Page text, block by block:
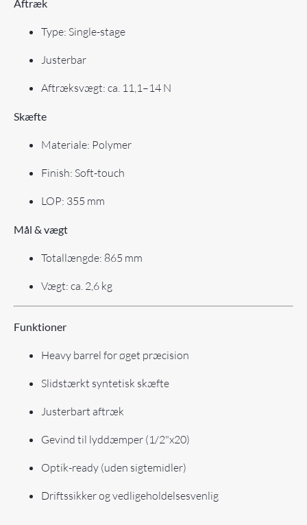
Aftræk
Type: Single-stage
Justerbar
Aftræksvægt: ca. 11,1–14 N
Skæfte
Materiale: Polymer
Finish: Soft-touch
LOP: 355 mm
Mål & vægt
Totallængde: 865 mm
Vægt: ca. 2,6 kg
Funktioner
Heavy barrel for øget præcision
Slidstærkt syntetisk skæfte
Justerbart aftræk
Gevind til lyddæmper (1/2"x20)
Optik-ready (uden sigtemidler)
Driftssikker og vedligeholdelsesvenlig